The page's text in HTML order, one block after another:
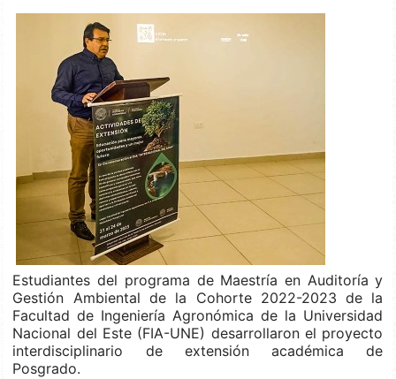
Estudiantes del programa de Maestría en Auditoría y
Gestión Ambiental de la Cohorte 2022-2023 de la
Facultad de Ingeniería Agronómica de la Universidad
Nacional del Este (FIA-UNE) desarrollaron el proyecto
interdisciplinario de extensión académica de
Posgrado.